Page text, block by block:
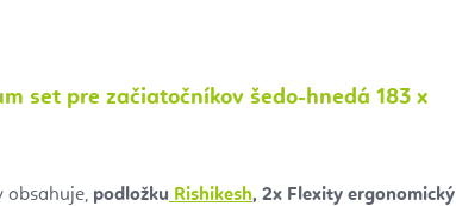
set pre začiatočníkov šedo-hnedá 183 x
obsahuje, podložku Rishikesh, 2x Flexity ergonomický